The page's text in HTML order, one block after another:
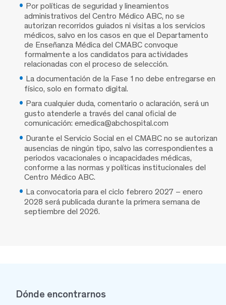
Por políticas de seguridad y lineamientos
administrativos del Centro Médico ABC, no se
autorizan recorridos guiados ni visitas a los servicios
médicos, salvo en los casos en que el Departamento
de Enseñanza Médica del CMABC convoque
formalmente a los candidatos para actividades
relacionadas con el proceso de selección.
La documentación de la Fase 1 no debe entregarse en
físico, solo en formato digital.
Para cualquier duda, comentario o aclaración, será un
gusto atenderle a través del canal oficial de
comunicación: emedica@abchospital.com
Durante el Servicio Social en el CMABC no se autorizan
ausencias de ningún tipo, salvo las correspondientes a
periodos vacacionales o incapacidades médicas,
conforme a las normas y políticas institucionales del
Centro Médico ABC.
La convocatoria para el ciclo febrero 2027 – enero
2028 será publicada durante la primera semana de
septiembre del 2026.
Dónde encontrarnos